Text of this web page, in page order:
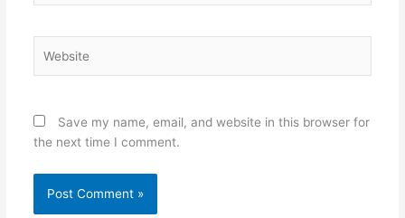
Save my name, email, and website in this browser for
the next time I comment.